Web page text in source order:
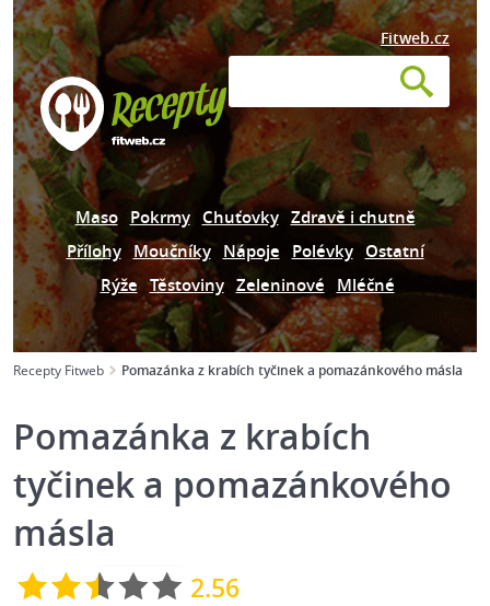
Fitweb.cz
Maso Pokrmy Chuťovky Zdravě i chutně
Přílohy Moučníky Nápoje Polévky Ostatní
Rýže Těstoviny Zeleninové Mléčné
Recepty Fitweb Pomazánka z krabích tyčinek a pomazánkového másla
Pomazánka z krabích
tyčinek a pomazánkového
másla
2.56